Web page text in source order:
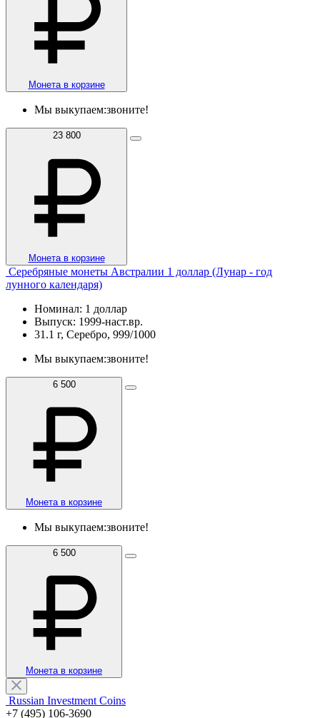
Монета в корзине
Мы выкупаем:звоните!
23 800
Монета в корзине
Серебряные монеты Австралии 1 доллар (Лунар - год
лунного календаря)
Номинал: 1 доллар
Выпуск: 1999-наст.вр.
31.1 г, Серебро, 999/1000
Мы выкупаем:звоните!
6 500
Монета в корзине
Мы выкупаем:звоните!
6 500
Монета в корзине
Russian Investment Coins
+7 (495) 106-3690